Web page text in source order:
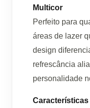
Multicor
Perfeito para
áreas de lazer
design
refrescância
personalidade